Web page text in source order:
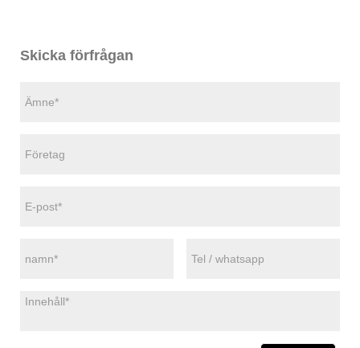
Skicka förfrågan